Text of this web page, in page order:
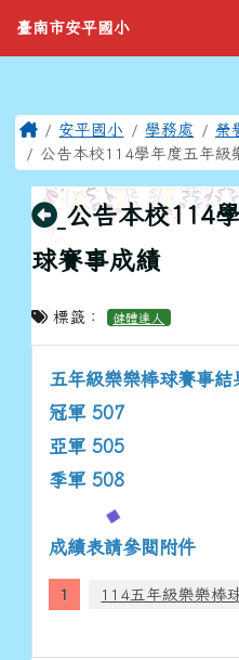
臺南市安平國小
導覽列
臺南市安平國小
主內容區域
Home安平國小 學務處
榮
公告本校114學年度五年級
回上頁
公告本校114
球賽事成績
標籤： 健體達人
五年級樂樂棒球賽事結
冠軍 507
亞軍 505
季軍 508
成績表請參閱附件
114五年級樂樂棒
頁尾區域